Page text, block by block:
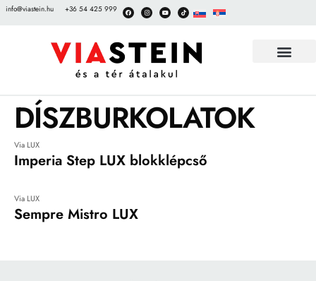
info@viastein.hu +36 54 425 999
DÍSZBURKOLATOK
Via LUX
Imperia Step LUX blokklépcső
Via LUX
Sempre Mistro LUX